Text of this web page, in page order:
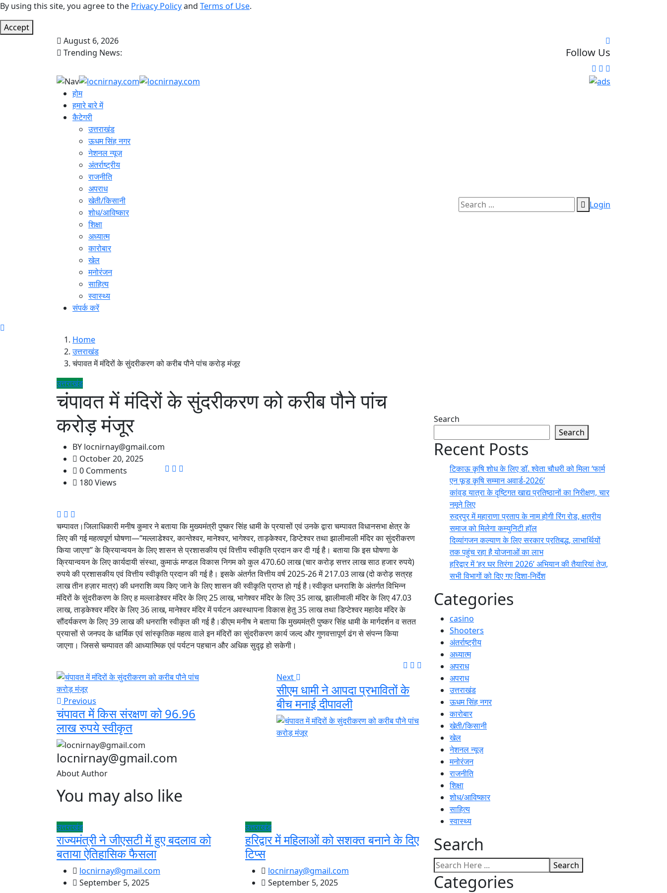
By using this site, you agree to the Privacy Policyand Terms of Use.
Accept
August 6, 2026
Trending News:
Follow Us
होम
हमारे बारे में
कैटेगरी
उत्तराखंड
ऊधम सिंह नगर
नेशनल न्यूज़
अंतर्राष्ट्रीय
राजनीति
अपराध
खेती/किसानी
शोध/आविष्कार
शिक्षा
अध्यात्म
कारोबार
खेल
मनोरंजन
साहित्य
स्वास्थ्य
संपर्क करें
Login
Home
उत्तराखंड
चंपावत में मंदिरों के सुंदरीकरण को करीब पौने पांच करोड़ मंजूर
उत्तराखंड
चंपावत में मंदिरों के सुंदरीकरण को करीब पौने पांच
करोड़ मंजूर
BY locnirnay@gmail.com
October 20, 2025
0 Comments
180 Views
चम्पावत।जिलाधिकारी मनीष कुमार ने बताया कि मुख्यमंत्री पुष्कर सिंह धामी के प्रयासों एवं उनके द्वारा चम्पावत विधानसभा क्षेत्र के
लिए की गई महत्वपूर्ण घोषणा—“मल्लाडेश्वर, कान्तेश्वर, मानेश्वर, भागेश्वर, ताड़केश्वर, डिप्टेश्वर तथा झालीमाली मंदिर का सुंदरीकरण
किया जाएगा” के क्रियान्वयन के लिए शासन से प्रशासकीय एवं वित्तीय स्वीकृति प्रदान कर दी गई है। बताया कि इस घोषणा के
क्रियान्वयन के लिए कार्यदायी संस्था, कुमाऊं मण्डल विकास निगम को कुल 470.60 लाख (चार करोड़ सत्तर लाख साठ हजार रुपये)
रुपये की प्रशासकीय एवं वित्तीय स्वीकृति प्रदान की गई है। इसके अंतर्गत वित्तीय वर्ष 2025-26 में 217.03 लाख (दो करोड़ सत्रह
लाख तीन हज़ार मात्र) की धनराशि व्यय किए जाने के लिए शासन की स्वीकृति प्राप्त हो गई है।स्वीकृत धनराशि के अंतर्गत विभिन्न
मंदिरों के सुंदरीकरण के लिए ह मल्लाडेश्वर मंदिर के लिए 25 लाख, भागेश्वर मंदिर के लिए 35 लाख, झालीमाली मंदिर के लिए 47.03
लाख, ताड़केश्वर मंदिर के लिए 36 लाख, मानेश्वर मंदिर में पर्यटन अवस्थापना विकास हेतु 35 लाख तथा डिप्टेश्वर महादेव मंदिर के
सौंदर्यकरण के लिए 39 लाख की धनराशि स्वीकृत की गई है।डीएम मनीष ने बताया कि मुख्यमंत्री पुष्कर सिंह धामी के मार्गदर्शन व सतत
प्रयासों से जनपद के धार्मिक एवं सांस्कृतिक महत्व वाले इन मंदिरों का सुंदरीकरण कार्य जल्द और गुणवत्तापूर्ण ढंग से संपन्न किया
जाएगा। जिससे चम्पावत की आध्यात्मिक एवं पर्यटन पहचान और अधिक सुदृढ़ हो सकेगी।
Previous
चंपावत में किस संरक्षण को 96.96
लाख रुपये स्वीकृत
Next
सीएम धामी ने आपदा प्रभावितों के
बीच मनाई दीपावली
locnirnay@gmail.com
About Author
You may also like
उत्तराखंड
राज्यमंत्री ने जीएसटी में हुए बदलाव को
बताया ऐतिहासिक फैसला
locnirnay@gmail.com
September 5, 2025
उत्तराखंड
हरिद्वार में महिलाओं को सशक्त बनाने के दिए
टिप्स
locnirnay@gmail.com
September 5, 2025
Search
Search
Recent Posts
टिकाऊ कृषि शोध के लिए डॉ. श्वेता चौधरी को मिला ‘फार्म
एन फूड कृषि सम्मान अवार्ड-2026’
कांवड़ यात्रा के दृष्टिगत खाद्य प्रतिष्ठानों का निरीक्षण, चार
नमूने लिए
रुद्रपुर में महाराणा प्रताप के नाम होगी रिंग रोड, क्षत्रीय
समाज को मिलेगा कम्युनिटी हॉल
दिव्यांगजन कल्याण के लिए सरकार प्रतिबद्ध, लाभार्थियों
तक पहुंच रहा है योजनाओं का लाभ
हरिद्वार में ‘हर घर तिरंगा 2026’ अभियान की तैयारियां तेज,
सभी विभागों को दिए गए दिशा-निर्देश
Categories
casino
Shooters
अंतर्राष्ट्रीय
अध्यात्म
अपराध
अपराध
उत्तराखंड
ऊधम सिंह नगर
कारोबार
खेती/किसानी
खेल
नेशनल न्यूज़
मनोरंजन
राजनीति
शिक्षा
शोध/आविष्कार
साहित्य
स्वास्थ्य
Search
Search
Categories